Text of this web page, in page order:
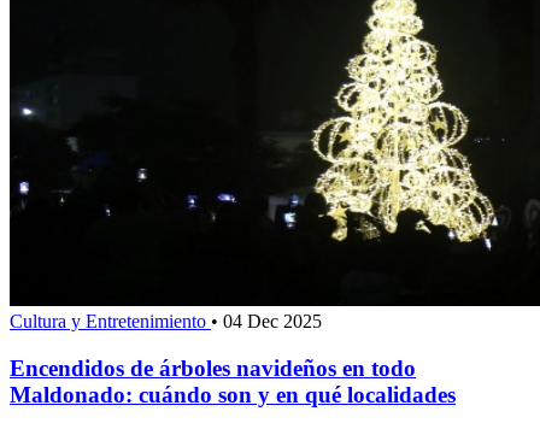
Cultura y Entretenimiento • 04 Dec 2025
Encendidos de árboles navideños en todo
Maldonado: cuándo son y en qué localidades